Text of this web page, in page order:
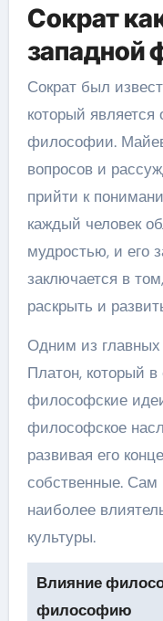
Сократ
западной
Сократ был
который
философии.
вопросов и
прийти к
каждый человек
мудростью, и его
заключается в
раскрыть и
Одним из
Платон, который
философские
философское
развивая его
собственные. Сам
наиболее
культуры.
Влияние
философию